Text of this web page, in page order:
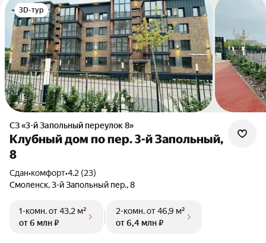
3D-тур
СЗ «3-й Запольный переулок 8»
Клубный дом по пер. 3-й Запольный,
8
Сдан•комфорт•4.2 (23)
Смоленск, 3-й Запольный пер., 8
1-комн.от 43,2 м²
от 6 млн ₽
2-комн.от 46,9 м²
от 6,4 млн ₽